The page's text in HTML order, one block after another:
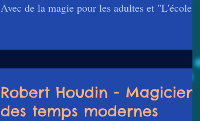
Avec de la magie pour les adultes et "L'école
Robert Houdin - Magicien
des temps modernes